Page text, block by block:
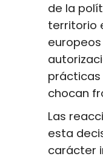
de la
territorio
prácticas
chocan
Las
esta
carácter